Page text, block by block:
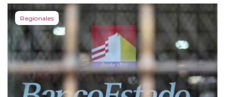
Regionales